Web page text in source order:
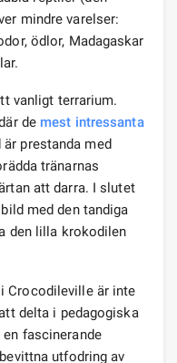
mindre varelser:
ödlor, Madagaskar
vanligt terrarium.
de mest intressanta
är prestanda med
tränarnas
att darra. I slutet
med den tandiga
den lilla krokodilen
Crocodileville är inte
delta i pedagogiska
fascinerande
utfodring av